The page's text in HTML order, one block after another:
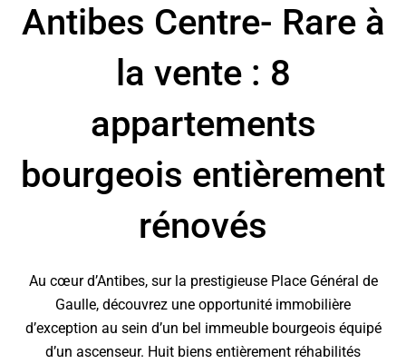
Antibes Centre- Rare à
la vente : 8
appartements
bourgeois entièrement
rénovés
Au cœur d’Antibes, sur la prestigieuse Place Général de
Gaulle, découvrez une opportunité immobilière
d’exception au sein d’un bel immeuble bourgeois équipé
d’un ascenseur. Huit biens entièrement réhabilités